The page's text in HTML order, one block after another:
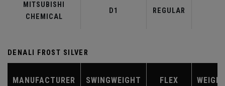
MITSUBISHI
CHEMICAL
D1 REGULAR
DENALI FROST SILVER
MANUFACTURER SWINGWEIGHT FLEX